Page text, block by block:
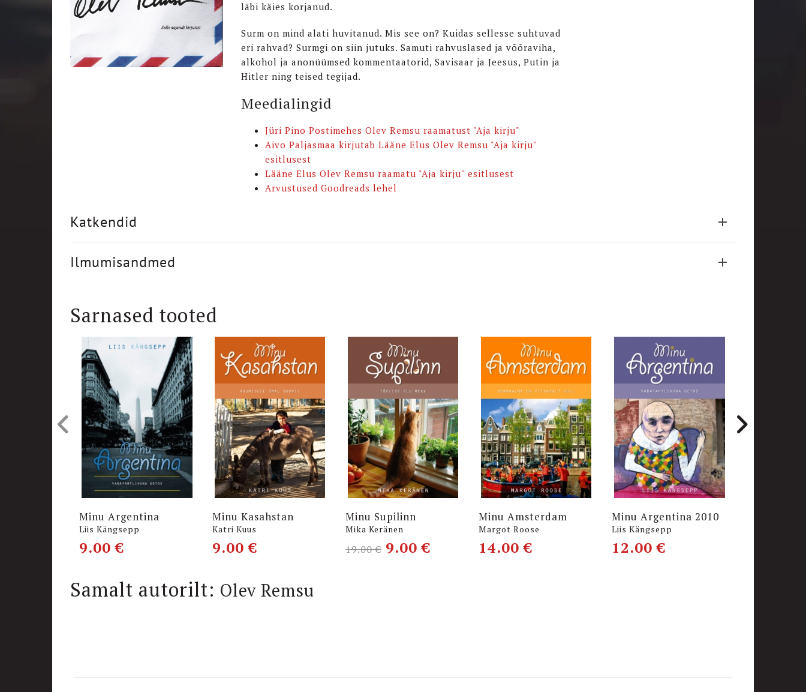
läbi käies korjanud.
Surm on mind alati huvitanud. Mis see on? Kuidas sellesse suhtuvad
eri rahvad? Surmgi on siin jutuks. Samuti rahvuslased ja võõraviha,
alkohol ja anonüümsed kommentaatorid, Savisaar ja Jeesus, Putin ja
Hitler ning teised tegijad.
Meedialingid
Jüri Pino Postimehes Olev Remsu raamatust "Aja kirju"
Aivo Paljasmaa kirjutab Lääne Elus Olev Remsu "Aja kirju"
esitlusest
Lääne Elus Olev Remsu raamatu "Aja kirju" esitlusest
Arvustused Goodreads lehel
Katkendid
Ilmumisandmed
Sarnased tooted
Minu Argentina
Liis Kängsepp
9.00€
Minu Kasahstan
Katri Kuus
9.00€
Minu Supilinn
Mika Keränen
19.00€ 9.00€
Minu Amsterdam
Margot Roose
14.00€
Minu Argentina 2010
Liis Kängsepp
12.00€
Samalt autorilt: Olev Remsu